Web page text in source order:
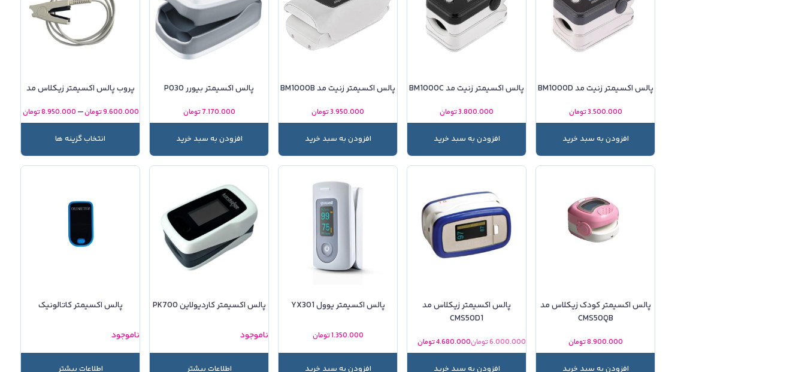
پالس اکسیمتر زنیت مد BM1000D
3.500.000تومان
افزودن به سبد خرید
پالس اکسیمتر زنیت مد BM1000C
3.800.000تومان
افزودن به سبد خرید
پالس اکسیمتر زنیت مد BM1000B
3.950.000تومان
افزودن به سبد خرید
پالس اکسیمتر بیورر PO30
7.170.000تومان
افزودن به سبد خرید
پروب پالس اکسیمتر زیکلاس مد
9.600.000تومان–
8.950.000تومان
انتخاب گزینه ها
پالس اکسیمتر کودک زیکلاس مد
CMS50QB
8.900.000تومان
افزودن به سبد خرید
پالس اکسیمتر زیکلاس مد
CMS50D1
6.000.000تومان4.680.000تومان
افزودن به سبد خرید
پالس اکسیمتر یوول YX301
1.350.000تومان
افزودن به سبد خرید
پالس اکسیمتر کاردیولاین PK700
ناموجود
اطلاعات بیشتر
پالس اکسیمتر کاتالونیک
ناموجود
اطلاعات بیشتر